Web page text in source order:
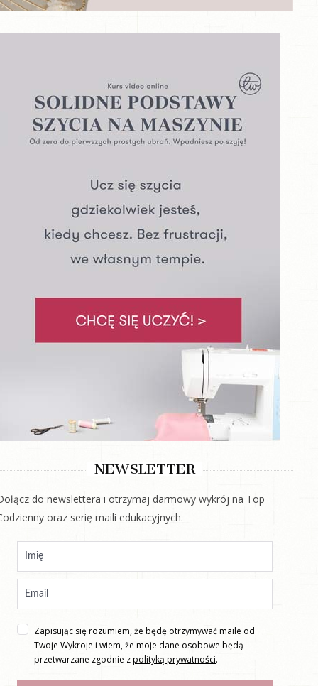
NEWSLETTER
do newslettera i otrzymaj darmowy wykrój na Top
oraz serię maili edukacyjnych.
Zapisując się rozumiem, że będę otrzymywać maile od
Twoje Wykroje i wiem, że moje dane osobowe będą
przetwarzane zgodnie zpolityką prywatności.